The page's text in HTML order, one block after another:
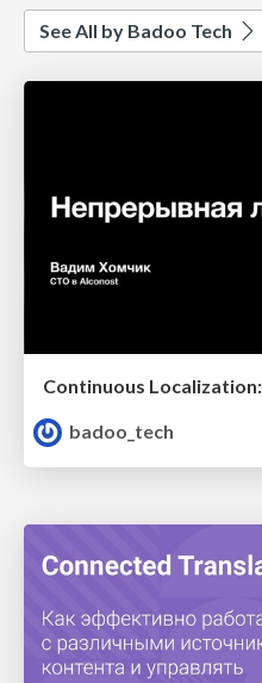
See All by Badoo Tech
badoo_tech